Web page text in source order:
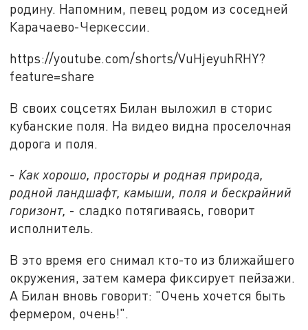
родину. Напомним, певец родом из соседней
Карачаево-Черкессии.
https://youtube.com/shorts/VuHjeyuhRHY?
feature=share
В своих соцсетях Билан выложил в сторис
кубанские поля. На видео видна проселочная
дорога и поля.
- Как хорошо, просторы и родная природа,
родной ландшафт, камыши, поля и бескрайний
горизонт, - сладко потягиваясь, говорит
исполнитель.
В это время его снимал кто-то из ближайшего
окружения, затем камера фиксирует пейзажи.
А Билан вновь говорит: "Очень хочется быть
фермером, очень!".